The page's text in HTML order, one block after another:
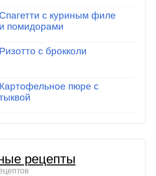
Спагетти с куриным филе
и помидорами
Ризотто с брокколи
Картофельное пюре с
рецепты